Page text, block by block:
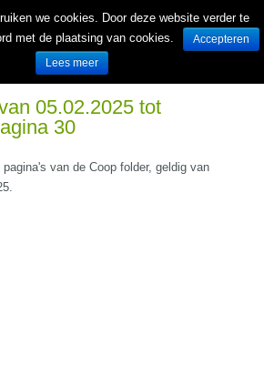
supermarkten en winkels
05.02.2025 tot
30
van de Coop folder, geldig van
we cookies. Door deze website verder te
met de plaatsing van cookies.
Accepteren
Lees meer